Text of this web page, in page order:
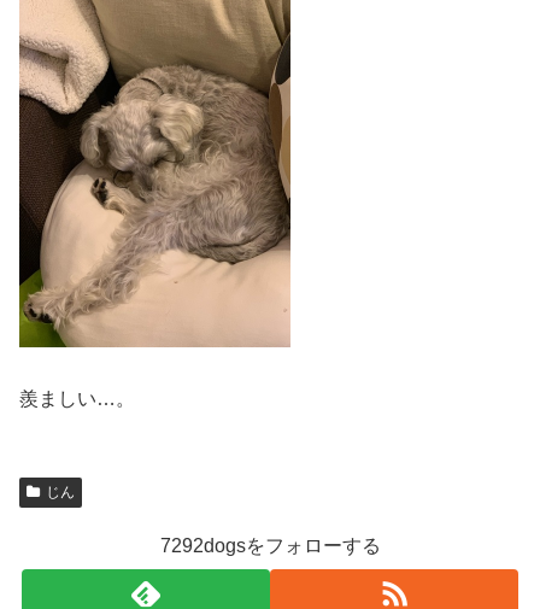
羨ましい…。
じん
7292dogsをフォローする